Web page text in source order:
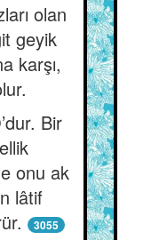
olan
geyik
karşı,
Bir
onu ak
lâtif
3055